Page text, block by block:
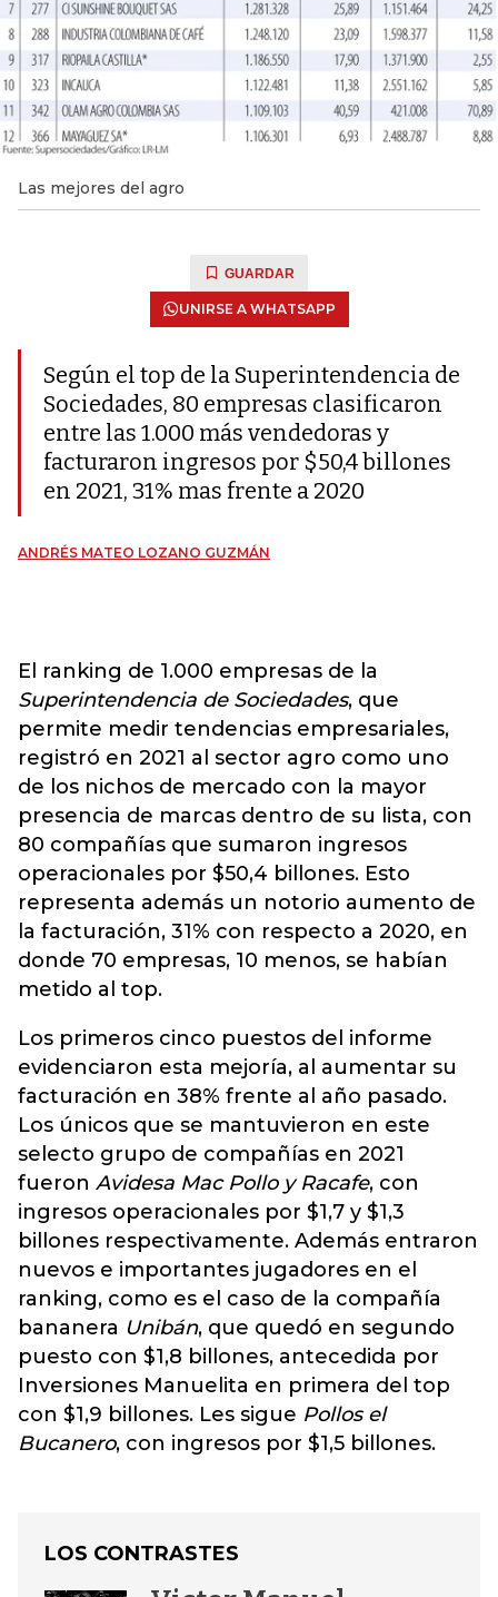
Las mejores del agro
GUARDAR
UNIRSE A WHATSAPP
Según el top de la Superintendencia de
Sociedades, 80 empresas clasificaron
entre las 1.000 más vendedoras y
facturaron ingresos por $50,4 billones
en 2021, 31% mas frente a 2020
ANDRÉS MATEO LOZANO GUZMÁN
El ranking de 1.000 empresas de la
Superintendencia de Sociedades, que
permite medir tendencias empresariales,
registró en 2021 al sector agro como uno
de los nichos de mercado con la mayor
presencia de marcas dentro de su lista, con
80 compañías que sumaron ingresos
operacionales por $50,4 billones. Esto
representa además un notorio aumento de
la facturación, 31% con respecto a 2020, en
donde 70 empresas, 10 menos, se habían
metido al top.
Los primeros cinco puestos del informe
evidenciaron esta mejoría, al aumentar su
facturación en 38% frente al año pasado.
Los únicos que se mantuvieron en este
selecto grupo de compañías en 2021
fueron Avidesa Mac Pollo y Racafe, con
ingresos operacionales por $1,7 y $1,3
billones respectivamente. Además entraron
nuevos e importantes jugadores en el
ranking, como es el caso de la compañía
bananera Unibán, que quedó en segundo
puesto con $1,8 billones, antecedida por
Inversiones Manuelita en primera del top
con $1,9 billones. Les sigue Pollos el
Bucanero, con ingresos por $1,5 billones.
LOS CONTRASTES